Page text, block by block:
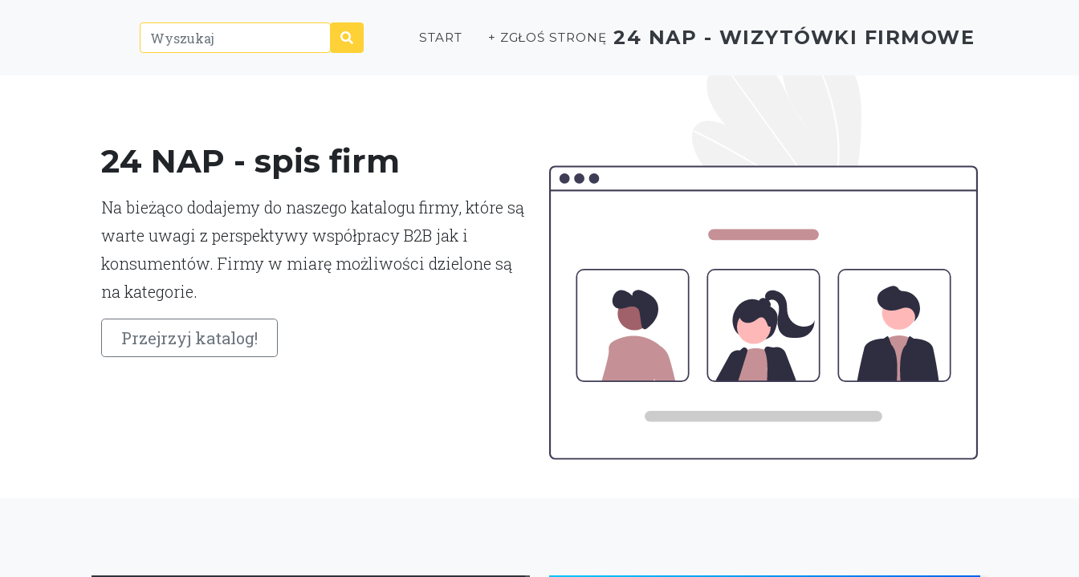
24 NAP - spis firm
Na bieżąco dodajemy do naszego katalogu firmy, które są
warte uwagi z perspektywy współpracy B2B jak i
konsumentów. Firmy w miarę możliwości dzielone są
na kategorie.
Przejrzyj katalog!
START + ZGŁOŚ STRONĘ 24 NAP - WIZYTÓWKI FIRMOWE